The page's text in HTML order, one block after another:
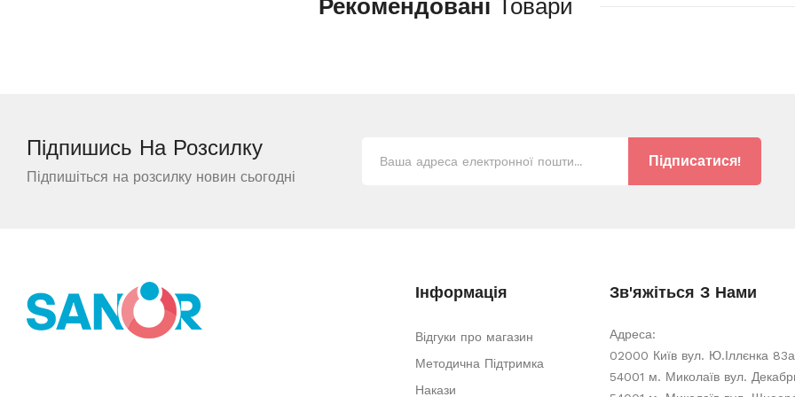
Рекомендовані Товари
Підпишись На Розсилку
Підпишіться на розсилку новин сьогодні
Підписатися!
Інформація
Відгуки про магазин
Методична Підтримка
Накази
Зв'яжіться З Нами
Адреса:
02000 Київ вул. Ю.Іллєнка 83а
54001 м. Миколаїв вул.